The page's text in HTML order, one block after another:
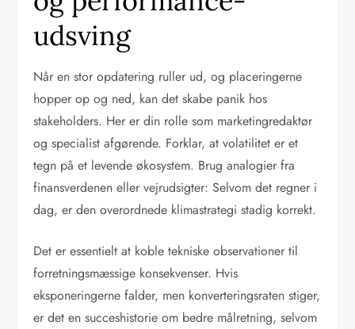
udsving
Når en stor opdatering ruller ud, og placeringerne
hopper op og ned, kan det skabe panik hos
stakeholders. Her er din rolle som marketingredaktør
og specialist afgørende. Forklar, at volatilitet er et
tegn på et levende økosystem. Brug analogier fra
finansverdenen eller vejrudsigter: Selvom det regner i
dag, er den overordnede klimastrategi stadig korrekt.
Det er essentielt at koble tekniske observationer til
forretningsmæssige konsekvenser. Hvis
eksponeringerne falder, men konverteringsraten stiger,
er det en succeshistorie om bedre målretning, selvom